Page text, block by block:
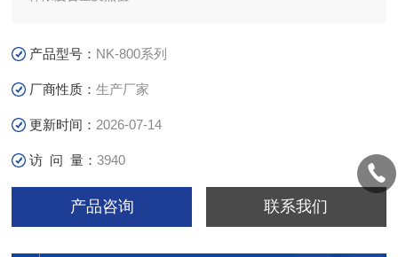
产品型号： NK-800系列
厂商性质：生产厂家
更新时间： 2026-07-14
访 问 量：3940
产品咨询 联系我们